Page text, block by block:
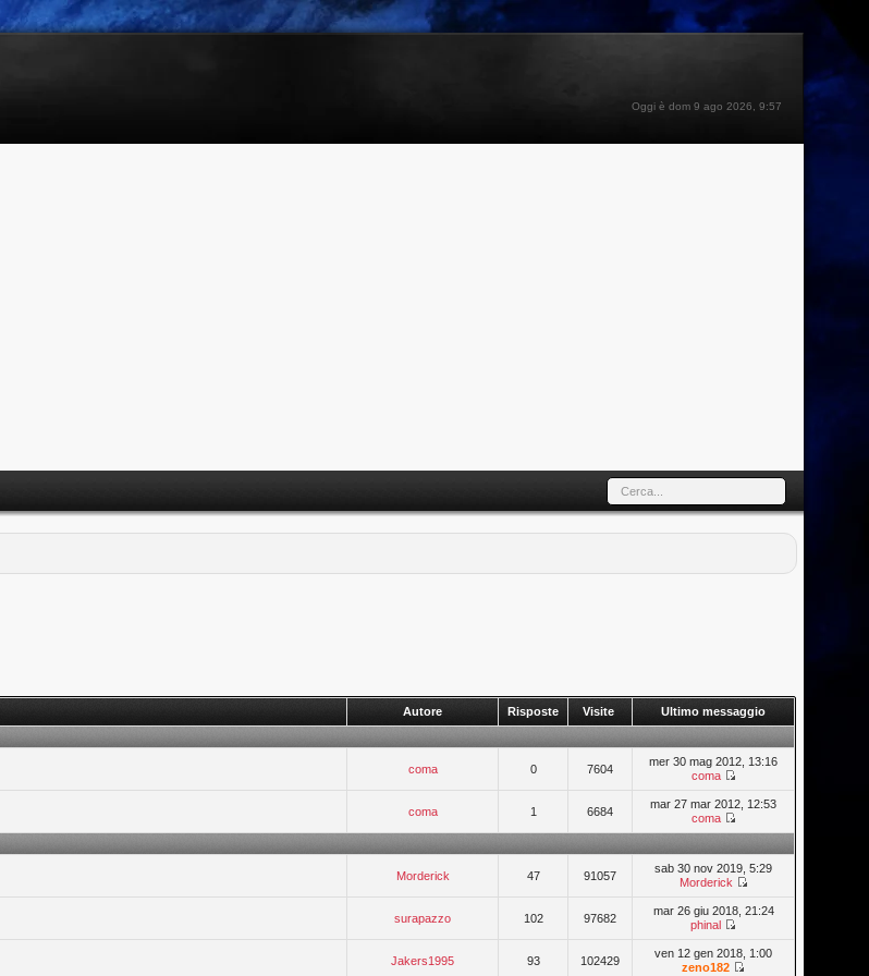
Oggi è dom 9 ago 2026, 9:57
Autore Risposte Visite Ultimo messaggio
coma 0 7604
mer 30 mag 2012, 13:16
coma
coma 1 6684
mar 27 mar 2012, 12:53
coma
Morderick 47 91057
sab 30 nov 2019, 5:29
Morderick
surapazzo 102 97682
mar 26 giu 2018, 21:24
phinal
Jakers1995 93 102429
ven 12 gen 2018, 1:00
zeno182